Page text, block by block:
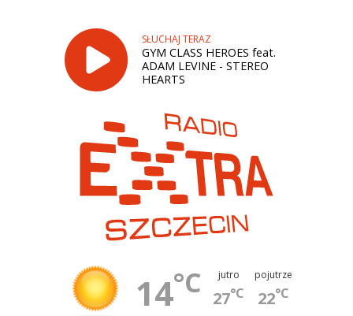
SŁUCHAJ TERAZ
GYM CLASS HEROES feat.
ADAM LEVINE - STEREO
HEARTS
14°C jutro
27°C
pojutrze
22°C